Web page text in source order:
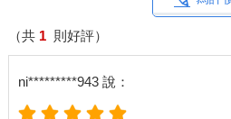
（共 1 則好評）
ni*********943 說：